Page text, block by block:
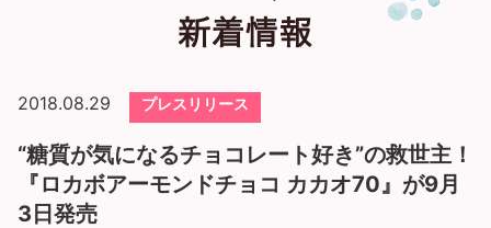
2018.08.29 プレスリリース
“糖質が気になるチョコレート好き”の救世主！
『ロカボアーモンドチョコ カカオ70』が9月
3日発売